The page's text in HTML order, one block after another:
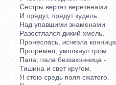
Сестры вертят веретенами
И прядут, прядут кудель.
Над упавшими знаменами
Разостлался дикий хмель.
Пронеслась, исчезла конница,
Прогремел, умолкнул гром.
Пала, пала беззаконница -
Тишина и свет кругом.
Я стою средь поля сжатого.